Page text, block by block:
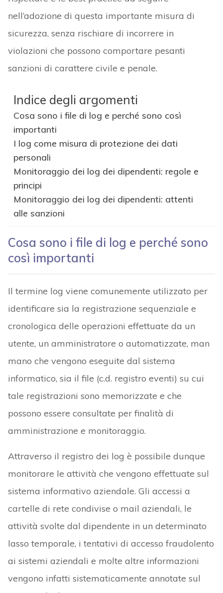
nell’adozione di questa importante misura di
sicurezza, senza rischiare di incorrere in
violazioni che possono comportare pesanti
sanzioni di carattere civile e penale.
Indice degli argomenti
Cosa sono i file di log e perché sono così
importanti
I log come misura di protezione dei dati
personali
Monitoraggio dei log dei dipendenti: regole e
principi
Monitoraggio dei log dei dipendenti: attenti
alle sanzioni
Cosa sono i file di log e perché sono
così importanti
Il termine log viene comunemente utilizzato per
identificare sia la registrazione sequenziale e
cronologica delle operazioni effettuate da un
utente, un amministratore o automatizzate, man
mano che vengono eseguite dal sistema
informatico, sia il file (c.d. registro eventi) su cui
tale registrazioni sono memorizzate e che
possono essere consultate per finalità di
amministrazione e monitoraggio.
Attraverso il registro dei log è possibile dunque
monitorare le attività che vengono effettuate sul
sistema informativo aziendale. Gli accessi a
cartelle di rete condivise o mail aziendali, le
attività svolte dal dipendente in un determinato
lasso temporale, i tentativi di accesso fraudolento
ai sistemi aziendali e molte altre informazioni
vengono infatti sistematicamente annotate sul